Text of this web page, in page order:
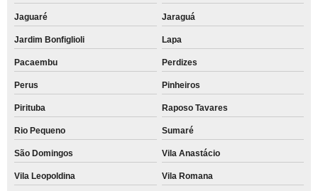
Jaguaré Jaraguá
Jardim Bonfiglioli Lapa
Pacaembu Perdizes
Perus Pinheiros
Pirituba Raposo Tavares
Rio Pequeno Sumaré
São Domingos Vila Anastácio
Vila Leopoldina Vila Romana